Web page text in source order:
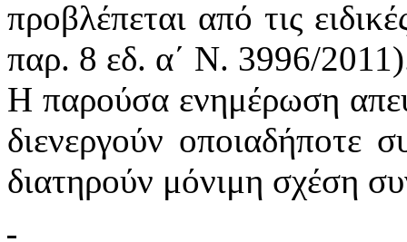
προβλέπεται από τις
παρ. 8 εδ. α΄ Ν. 3996/
Η παρούσα ενημέρωση
διενεργούν
διατηρούν μόνιμη σχέση